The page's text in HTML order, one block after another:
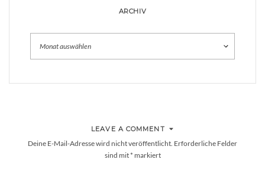
ARCHIV
LEAVE A COMMENT
Deine E-Mail-Adresse wird nicht veröffentlicht. Erforderliche Felder
sind mit* markiert